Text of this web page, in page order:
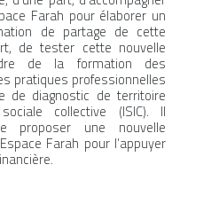
MÉDIA
DE PRESSE
Farah pour élaborer un
de partage de cette
de tester cette nouvelle
de la formation des
pratiques professionnelles
de diagnostic de territoire
collective (ISIC). Il
proposer une nouvelle
Farah pour l’appuyer